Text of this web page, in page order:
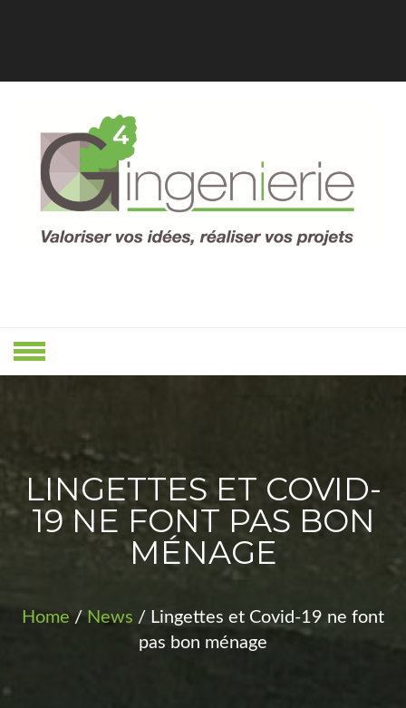
VOS
LINGETTES ET COVID-
19 NE FONT PAS BON
MÉNAGE
Home / News / Lingettes et Covid-19 ne font
pas bon ménage